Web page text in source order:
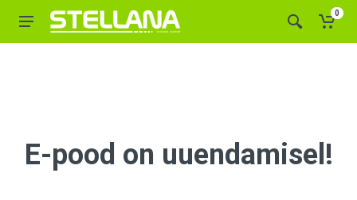
0
E-pood on uuendamisel!